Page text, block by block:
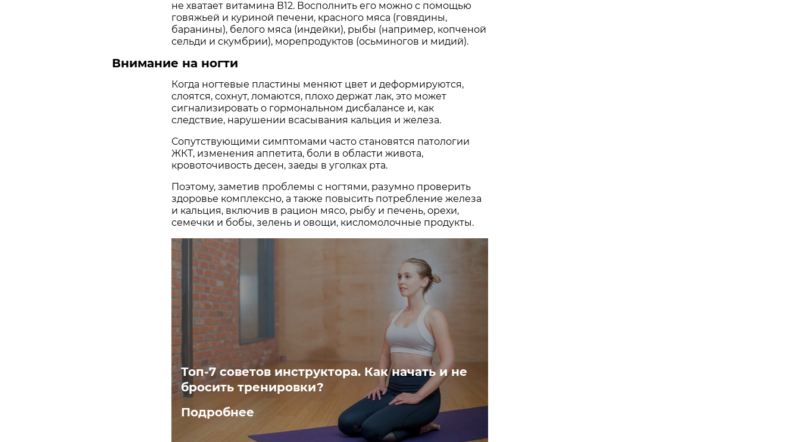
не хватает витамина В12. Восполнить его можно с помощью
говяжьей и куриной печени, красного мяса (говядины,
баранины), белого мяса (индейки), рыбы (например, копченой
сельди и скумбрии), морепродуктов (осьминогов и мидий).
Внимание на ногти
Когда ногтевые пластины меняют цвет и деформируются,
слоятся, сохнут, ломаются, плохо держат лак, это может
сигнализировать о гормональном дисбалансе и, как
следствие, нарушении всасывания кальция и железа.
Сопутствующими симптомами часто становятся патологии
ЖКТ, изменения аппетита, боли в области живота,
кровоточивость десен, заеды в уголках рта.
Поэтому, заметив проблемы с ногтями, разумно проверить
здоровье комплексно, а также повысить потребление железа
и кальция, включив в рацион мясо, рыбу и печень, орехи,
семечки и бобы, зелень и овощи, кисломолочные продукты.
Топ-7 советов инструктора. Как начать и не
бросить тренировки?
Подробнее